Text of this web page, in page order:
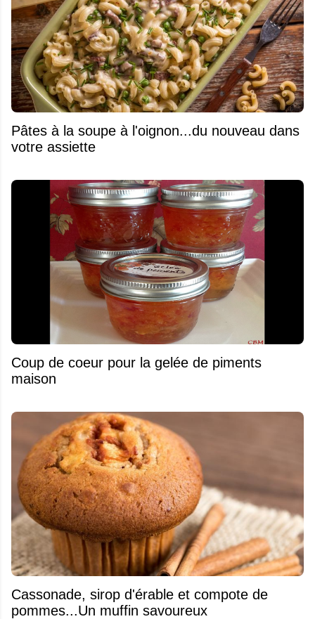
Pâtes à la soupe à l'oignon...du nouveau dans
votre assiette
Coup de coeur pour la gelée de piments
maison
​Cassonade, sirop d'érable et compote de
pommes...Un muffin savoureux